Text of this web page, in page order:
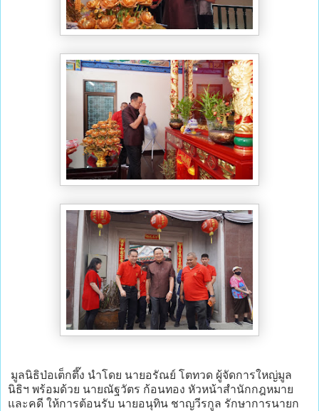
มูลนิธิป่อเต็กตึ๊ง นำโดย นายอรัณย์ โตทวด ผู้จัดการใหญ่มูล
นิธิฯ พร้อมด้วย นายณัฐวัตร ก้อนทอง หัวหน้าสำนักกฎหมาย
และคดี ให้การต้อนรับ นายอนุทิน ชาญวีรกูล รักษาการนายก